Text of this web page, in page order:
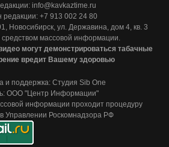
info@kavkaztime.ru
редакции: +7 913 002 24 80
Новосибирск, ул. Державина, дом 4, кв. 3
средством массовой информации.
могут демонстрироваться табачные
вредит Вашему здоровью
и поддержка: Студия Sib One
ООО "Центр Информации"
информации проходит процедуру
Управлении Роскомнадзора РФ